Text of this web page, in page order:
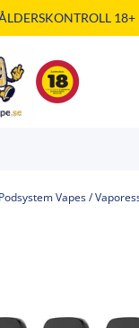
18+
Podsystem Vapes/